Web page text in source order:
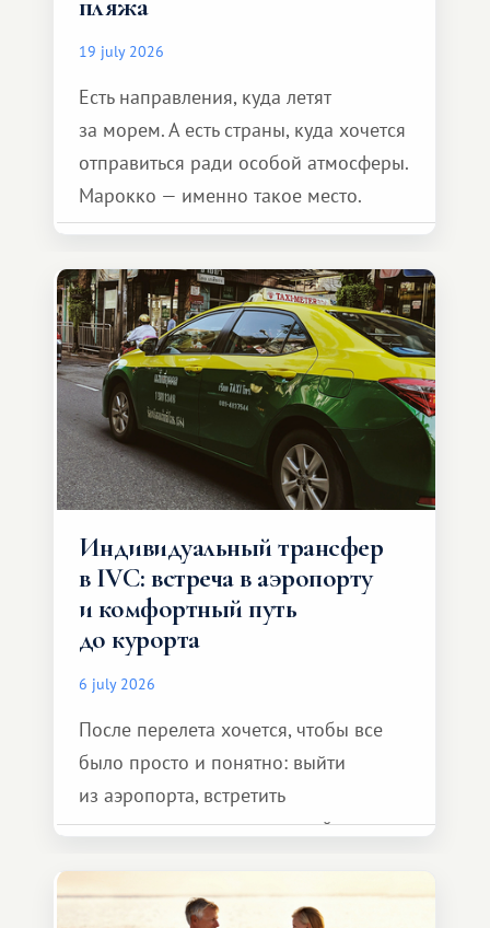
пляжа
19 july 2026
Есть направления, куда летят
за морем. А есть страны, куда хочется
отправиться ради особой атмосферы.
Марокко — именно такое место.
Индивидуальный трансфер
в IVC: встреча в аэропорту
и комфортный путь
до курорта
6 july 2026
После перелета хочется, чтобы все
было просто и понятно: выйти
из аэропорта, встретить
представителя транспортной
и спокойно доехать до курорта.